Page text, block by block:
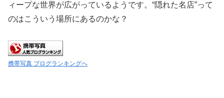
ィープな世界が広がっているようです。“隠れた名店”って
のはこういう場所にあるのかな？
携帯写真 ブログランキングへ